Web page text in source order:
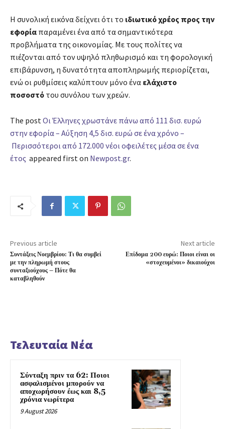
Η συνολική εικόνα δείχνει ότι το ιδιωτικό χρέος προς την
εφορία παραμένει ένα από τα σημαντικότερα
προβλήματα της οικονομίας. Με τους πολίτες να
πιέζονται από τον υψηλό πληθωρισμό και τη φορολογική
επιβάρυνση, η δυνατότητα αποπληρωμής περιορίζεται,
ενώ οι ρυθμίσεις καλύπτουν μόνο ένα ελάχιστο
ποσοστό του συνόλου των χρεών.
The postΟι Έλληνες χρωστάνε πάνω από 111 δισ. ευρώ
στην εφορία – Αύξηση 4,5 δισ. ευρώ σε ένα χρόνο –
Περισσότεροι από 172.000 νέοι οφειλέτες μέσα σε ένα
έτος appeared first on Newpost.gr.
Previous article
Συντάξεις Νοεμβρίου: Τι θα συμβεί
με την πληρωμή στους
συνταξιούχους – Πότε θα
καταβληθούν
Next article
Επίδομα 200 ευρώ: Ποιοι είναι οι
«στοχευμένοι» δικαιούχοι
Τελευταία Νέα
Σύνταξη πριν τα 62: Ποιοι
ασφαλισμένοι μπορούν να
αποχωρήσουν έως και 8,5
χρόνια νωρίτερα
9 August 2026